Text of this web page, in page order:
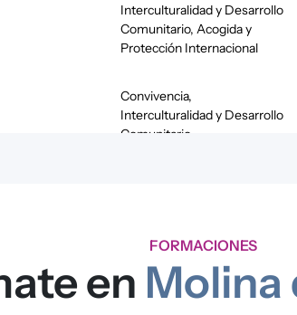
Interculturalidad y Desarrollo
Comunitario, Acogida y
Protección Internacional
Convivencia,
Interculturalidad y Desarrollo
Comunitario
Convivencia,
Interculturalidad y Desarrollo
FORMACIONES
en Molina